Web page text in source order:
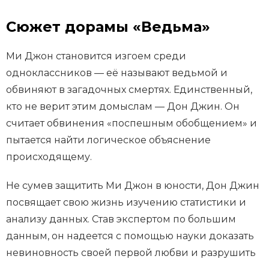
Сюжет дорамы «Ведьма»
Ми Джон становится изгоем среди
одноклассников — её называют ведьмой и
обвиняют в загадочных смертях. Единственный,
кто не верит этим домыслам — Дон Джин. Он
считает обвинения «поспешным обобщением» и
пытается найти логическое объяснение
происходящему.
Не сумев защитить Ми Джон в юности, Дон Джин
посвящает свою жизнь изучению статистики и
анализу данных. Став экспертом по большим
данным, он надеется с помощью науки доказать
невиновность своей первой любви и разрушить